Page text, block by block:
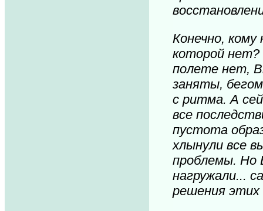
Конечно,
которой нет?
полете нет,
заняты,
с ритма. А
все
пустота
хлынули все
проблемы. Но
нагружали...
решения этих